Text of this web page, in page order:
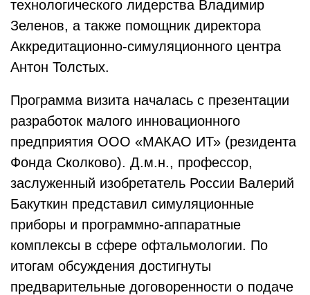
технологического лидерства Владимир
Зеленов, а также помощник директора
Аккредитационно-симуляционного центра
Антон Толстых.
Программа визита началась с презентации
разработок малого инновационного
предприятия ООО «МАКАО ИТ» (резидента
Фонда Сколково). Д.м.н., профессор,
заслуженный изобретатель России Валерий
Бакуткин представил симуляционные
приборы и программно-аппаратные
комплексы в сфере офтальмологии. По
итогам обсуждения достигнуты
предварительные договоренности о подаче